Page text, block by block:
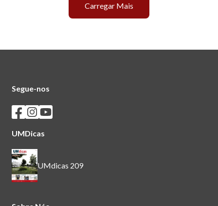
Carregar Mais
Segue-nos
Seguir os SASUM no Facebook
Seguir os SASUM no Instagram
Seguir os SASUM no Youtube
UMDicas
UMdicas 209